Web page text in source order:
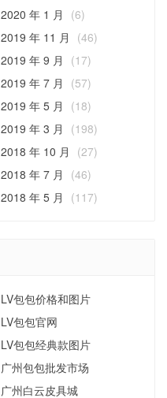
2020 年 1 月
(6)
2019 年 11 月
(46)
2019 年 9 月
(17)
2019 年 7 月
(57)
2019 年 5 月
(18)
2019 年 3 月
(198)
2018 年 10 月
(27)
2018 年 7 月
(46)
2018 年 5 月 (117)
LV包包价格和图片
LV包包官网
LV包包经典款图片
广州包包批发市场
广州白云皮具城